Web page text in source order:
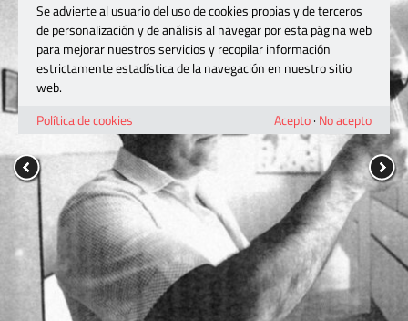
Se advierte al usuario del uso de cookies propias y de terceros
de personalización y de análisis al navegar por esta página web
para mejorar nuestros servicios y recopilar información
estrictamente estadística de la navegación en nuestro sitio
web.
Política de cookies
Acepto· No acepto